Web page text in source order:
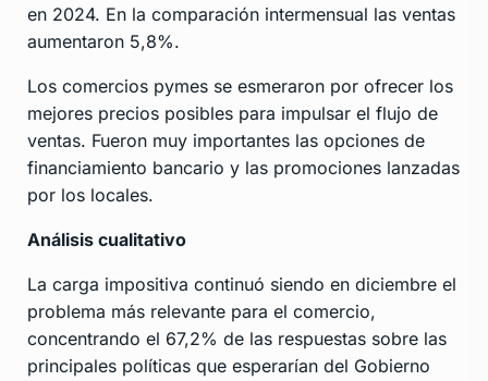
en 2024. En la comparación intermensual las ventas
aumentaron 5,8%.
Los comercios pymes se esmeraron por ofrecer los
mejores precios posibles para impulsar el flujo de
ventas. Fueron muy importantes las opciones de
financiamiento bancario y las promociones lanzadas
por los locales.
Análisis cualitativo
La carga impositiva continuó siendo en diciembre el
problema más relevante para el comercio,
concentrando el 67,2% de las respuestas sobre las
principales políticas que esperarían del Gobierno